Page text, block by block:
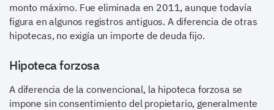
monto máximo. Fue eliminada en 2011, aunque todavía
figura en algunos registros antiguos. A diferencia de otras
hipotecas, no exigía un importe de deuda fijo.
Hipoteca forzosa
A diferencia de la convencional, la hipoteca forzosa se
impone sin consentimiento del propietario, generalmente